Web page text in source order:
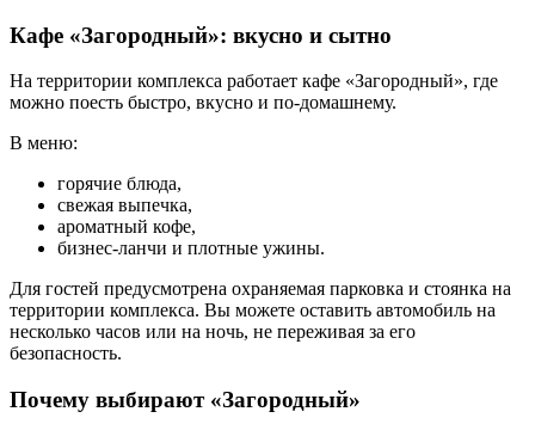
Кафе «Загородный»: вкусно и сытно
На территории комплекса работает кафе «Загородный», где
можно поесть быстро, вкусно и по-домашнему.
В меню:
горячие блюда,
свежая выпечка,
ароматный кофе,
бизнес-ланчи и плотные ужины.
Для гостей предусмотрена охраняемая парковка и стоянка на
территории комплекса. Вы можете оставить автомобиль на
несколько часов или на ночь, не переживая за его
безопасность.
Почему выбирают «Загородный»